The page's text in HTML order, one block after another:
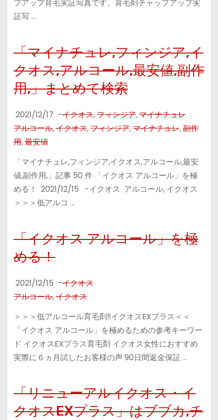
プアップ育毛実証写真です。育毛剤チャップアップ実
証写 …
「マイナチュレ,フィンジア,イ
クオス,アルコール,最安値,副作
用,」まとめて検索
2021/12/17 –イクオス,フィンジア,マイナチュレ
アルコール,イクオス,フィンジア,マイナチュレ,副作
用,最安値
「マイナチュレ,フィンジア,イクオス,アルコール,最安
値,副作用,」記事 50 件 「イクオス アルコール」を極
める！ 2021/12/15 -イクオス アルコール, イクオス
＞＞＞低アルコ …
「イクオス アルコール」を極
める！
2021/12/15 –イクオス
アルコール,イクオス
＞＞＞低アルコール育毛剤‼イクオスEXプラス＜＜
「イクオス アルコール」を極めるための参考キーワー
ド イクオスEXプラス育毛剤 イクオス女性におすすめ
実際に６ヵ月試したお客様の声 90日間返金保証 …
「リニューアルイクオス・イ
クオスEXプラス」はブブカ,チ